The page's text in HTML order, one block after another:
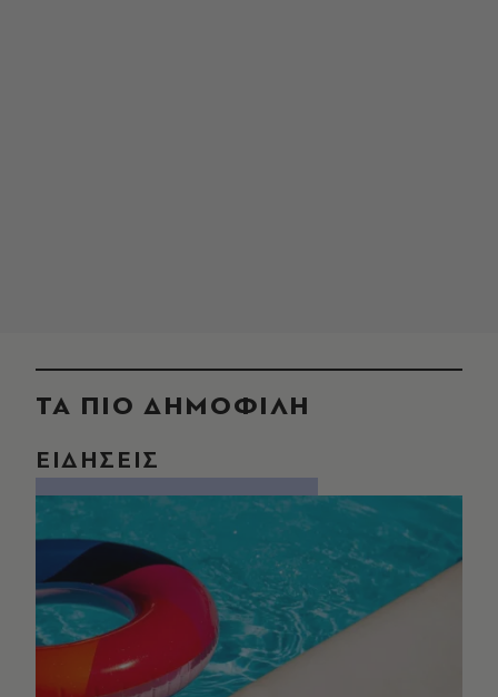
ΤΑ ΠΙΟ ΔΗΜΟΦΙΛΗ
ΕΙΔΗΣΕΙΣ